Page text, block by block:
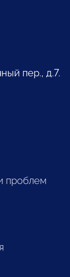
пер., д.7.
проблем